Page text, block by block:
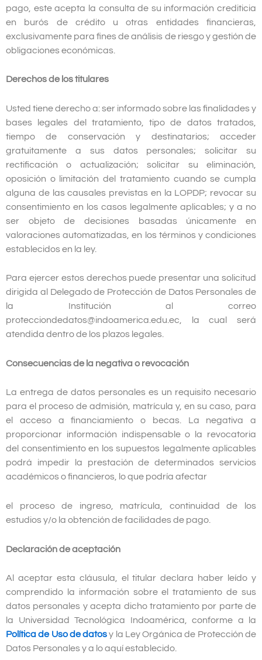
pago, este acepta la consulta de su información crediticia
en burós de crédito u otras entidades financieras,
exclusivamente para fines de análisis de riesgo y gestión de
obligaciones económicas.
Derechos de los titulares
Usted tiene derecho a: ser informado sobre las finalidades y
bases legales del tratamiento, tipo de datos tratados,
tiempo de conservación y destinatarios; acceder
gratuitamente a sus datos personales; solicitar su
rectificación o actualización; solicitar su eliminación,
oposición o limitación del tratamiento cuando se cumpla
alguna de las causales previstas en la LOPDP; revocar su
consentimiento en los casos legalmente aplicables; y a no
ser objeto de decisiones basadas únicamente en
valoraciones automatizadas, en los términos y condiciones
establecidos en la ley.
Para ejercer estos derechos puede presentar una solicitud
dirigida al Delegado de Protección de Datos Personales de
la Institución al correo
protecciondedatos@indoamerica.edu.ec, la cual será
atendida dentro de los plazos legales.
Consecuencias de la negativa o revocación
La entrega de datos personales es un requisito necesario
para el proceso de admisión, matrícula y, en su caso, para
el acceso a financiamiento o becas. La negativa a
proporcionar información indispensable o la revocatoria
del consentimiento en los supuestos legalmente aplicables
podrá impedir la prestación de determinados servicios
académicos o financieros, lo que podría afectar
el proceso de ingreso, matrícula, continuidad de los
estudios y/o la obtención de facilidades de pago.
Declaración de aceptación
Al aceptar esta cláusula, el titular declara haber leído y
comprendido la información sobre el tratamiento de sus
datos personales y acepta dicho tratamiento por parte de
la Universidad Tecnológica Indoamérica, conforme a la
Política de Uso de datosy la Ley Orgánica de Protección de
Datos Personales y a lo aquí establecido.